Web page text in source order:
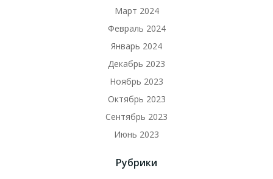
Март 2024
Февраль 2024
Январь 2024
Декабрь 2023
Ноябрь 2023
Октябрь 2023
Сентябрь 2023
Июнь 2023
Рубрики